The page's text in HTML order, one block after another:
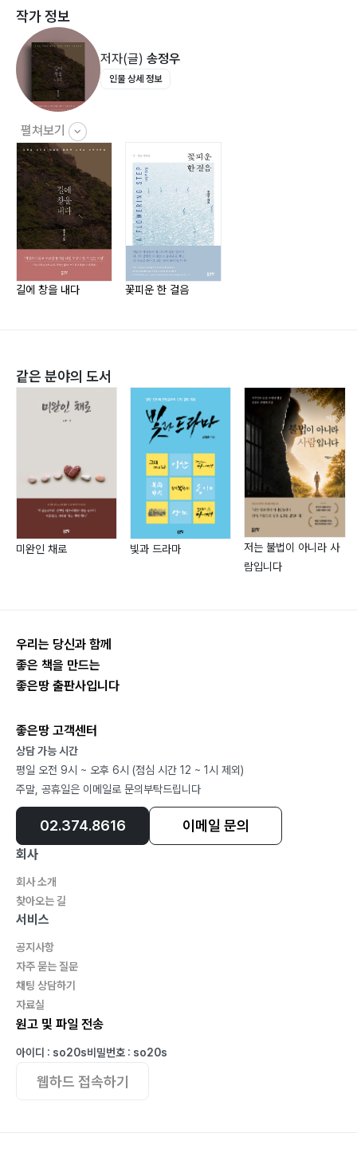
작가 정보
저자(글) 송정우
인물 상세 정보
펼쳐보기
길에 창을 내다 꽃피운 한 걸음
같은 분야의 도서
미완인 채로 빛과 드라마
저는 불법이 아니라 사
람입니다
우리는 당신과 함께
좋은 책을 만드는
좋은땅 출판사입니다
좋은땅 고객센터
상담 가능 시간
평일 오전 9시 ~ 오후 6시 (점심 시간 12 ~ 1시 제외)
주말, 공휴일은 이메일로 문의부탁드립니다
02.374.8616 이메일 문의
회사
회사 소개
찾아오는 길
서비스
공지사항
자주 묻는 질문
채팅 상담하기
자료실
원고 및 파일 전송
아이디 : so20s비밀번호 : so20s
웹하드 접속하기